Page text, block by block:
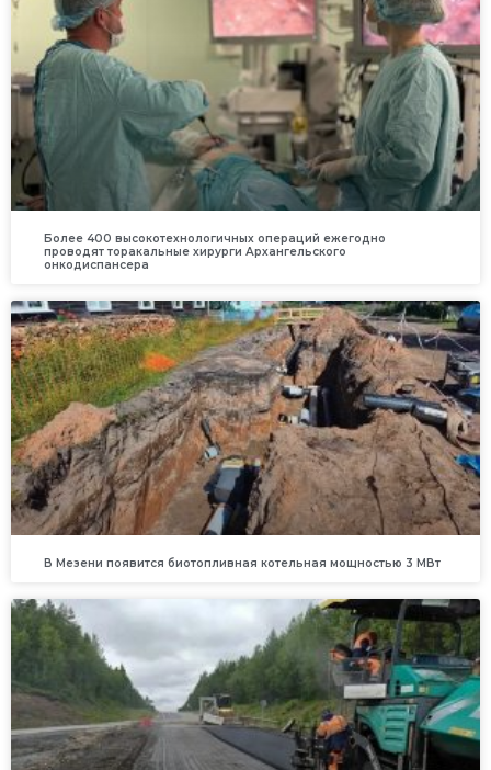
Более 400 высокотехнологичных операций ежегодно
проводят торакальные хирурги Архангельского
онкодиспансера
В Мезени появится биотопливная котельная мощностью 3 МВт